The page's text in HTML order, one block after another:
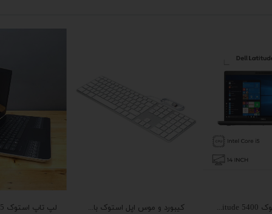
کیبورد و موس اپل استوک با سیم مدل Apple Keyboard A1243 (Slim)
لپ تاپ استوک Dell Latitude 5400 پردازنده i5 نسل 8 با کیف رایگان